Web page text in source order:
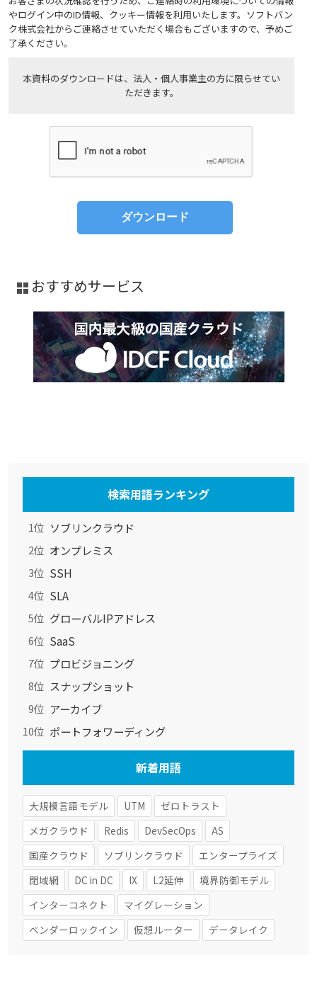
やログイン中のID情報、クッキー情報を利用いたします。ソフトバン
ク株式会社からご連絡させていただく場合もございますので、予めご
了承ください。
本資料のダウンロードは、法人・個人事業主の方に限らせてい
ただきます。
おすすめサービス
検索用語ランキング
1位 ソブリンクラウド
2位 オンプレミス
3位 SSH
4位 SLA
5位 グローバルIPアドレス
6位 SaaS
7位 プロビジョニング
8位 スナップショット
9位 アーカイブ
10位 ポートフォワーディング
新着用語
大規模言語モデル UTM
ゼロトラスト
メガクラウド
Redis DevSecOps
AS
国産クラウド
ソブリンクラウド
エンタープライズ
閉域網
DC in DC IX L2延伸
境界防御モデル
インターコネクト
マイグレーション
ベンダーロックイン
仮想ルーター データレイク